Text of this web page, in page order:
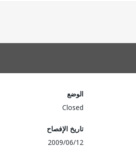
الوضع
Closed
تاريخ الإفصاح
2009/06/12